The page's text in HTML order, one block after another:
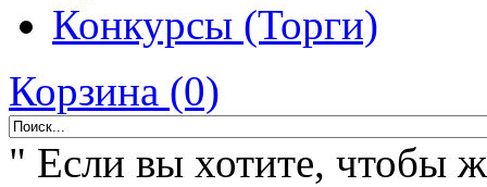
Конкурсы (Торги)
Корзина (0)
" Если вы хотите, чтобы